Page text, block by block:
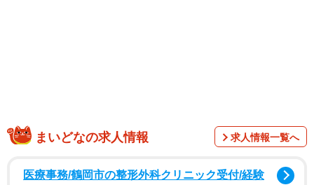
（笑）」とコメントした本郷さん。インタビューでは「一
ています。どんな料理なのでしょうか？
まいどなの求人情報 求人情報一覧へ
医療事務/鶴岡市の整形外科クリニック受付/経験